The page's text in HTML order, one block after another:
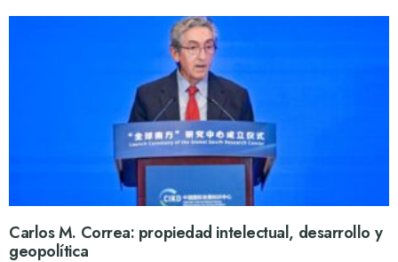
Carlos M. Correa: propiedad intelectual, desarrollo y
geopolítica